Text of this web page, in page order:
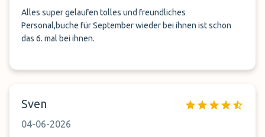
Alles super gelaufen tolles und freundliches
Personal,buche für September wieder bei ihnen ist schon
das 6. mal bei ihnen.
Sven
04-06-2026